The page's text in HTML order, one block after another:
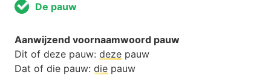
De pauw
Aanwijzend voornaamwoord pauw
Dit of deze pauw: deze pauw
Dat of die pauw: die pauw